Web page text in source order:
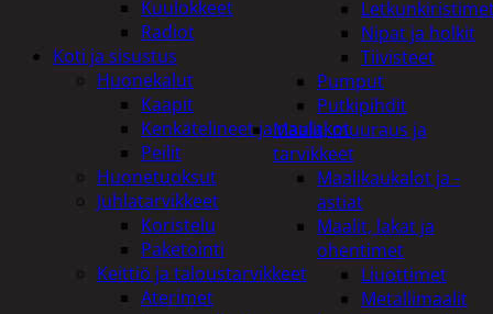
Nipat ja holkit
Tiivisteet
Pumput
Putkipihdit
Maalit, muuraus ja
tarvikkeet
Maalikaukalot ja -
astiat
Maalit, lakat ja
ohentimet
Liuottimet
Metallimaalit
Kuulokkeet
Radiot
Koti ja sisustus
Huonekalut
Kaapit
Kenkätelineet ja naulakot
Peilit
Huonetuoksut
Juhlatarvikkeet
Koristelu
Paketointi
Keittiö ja taloustarvikkeet
Aterimet